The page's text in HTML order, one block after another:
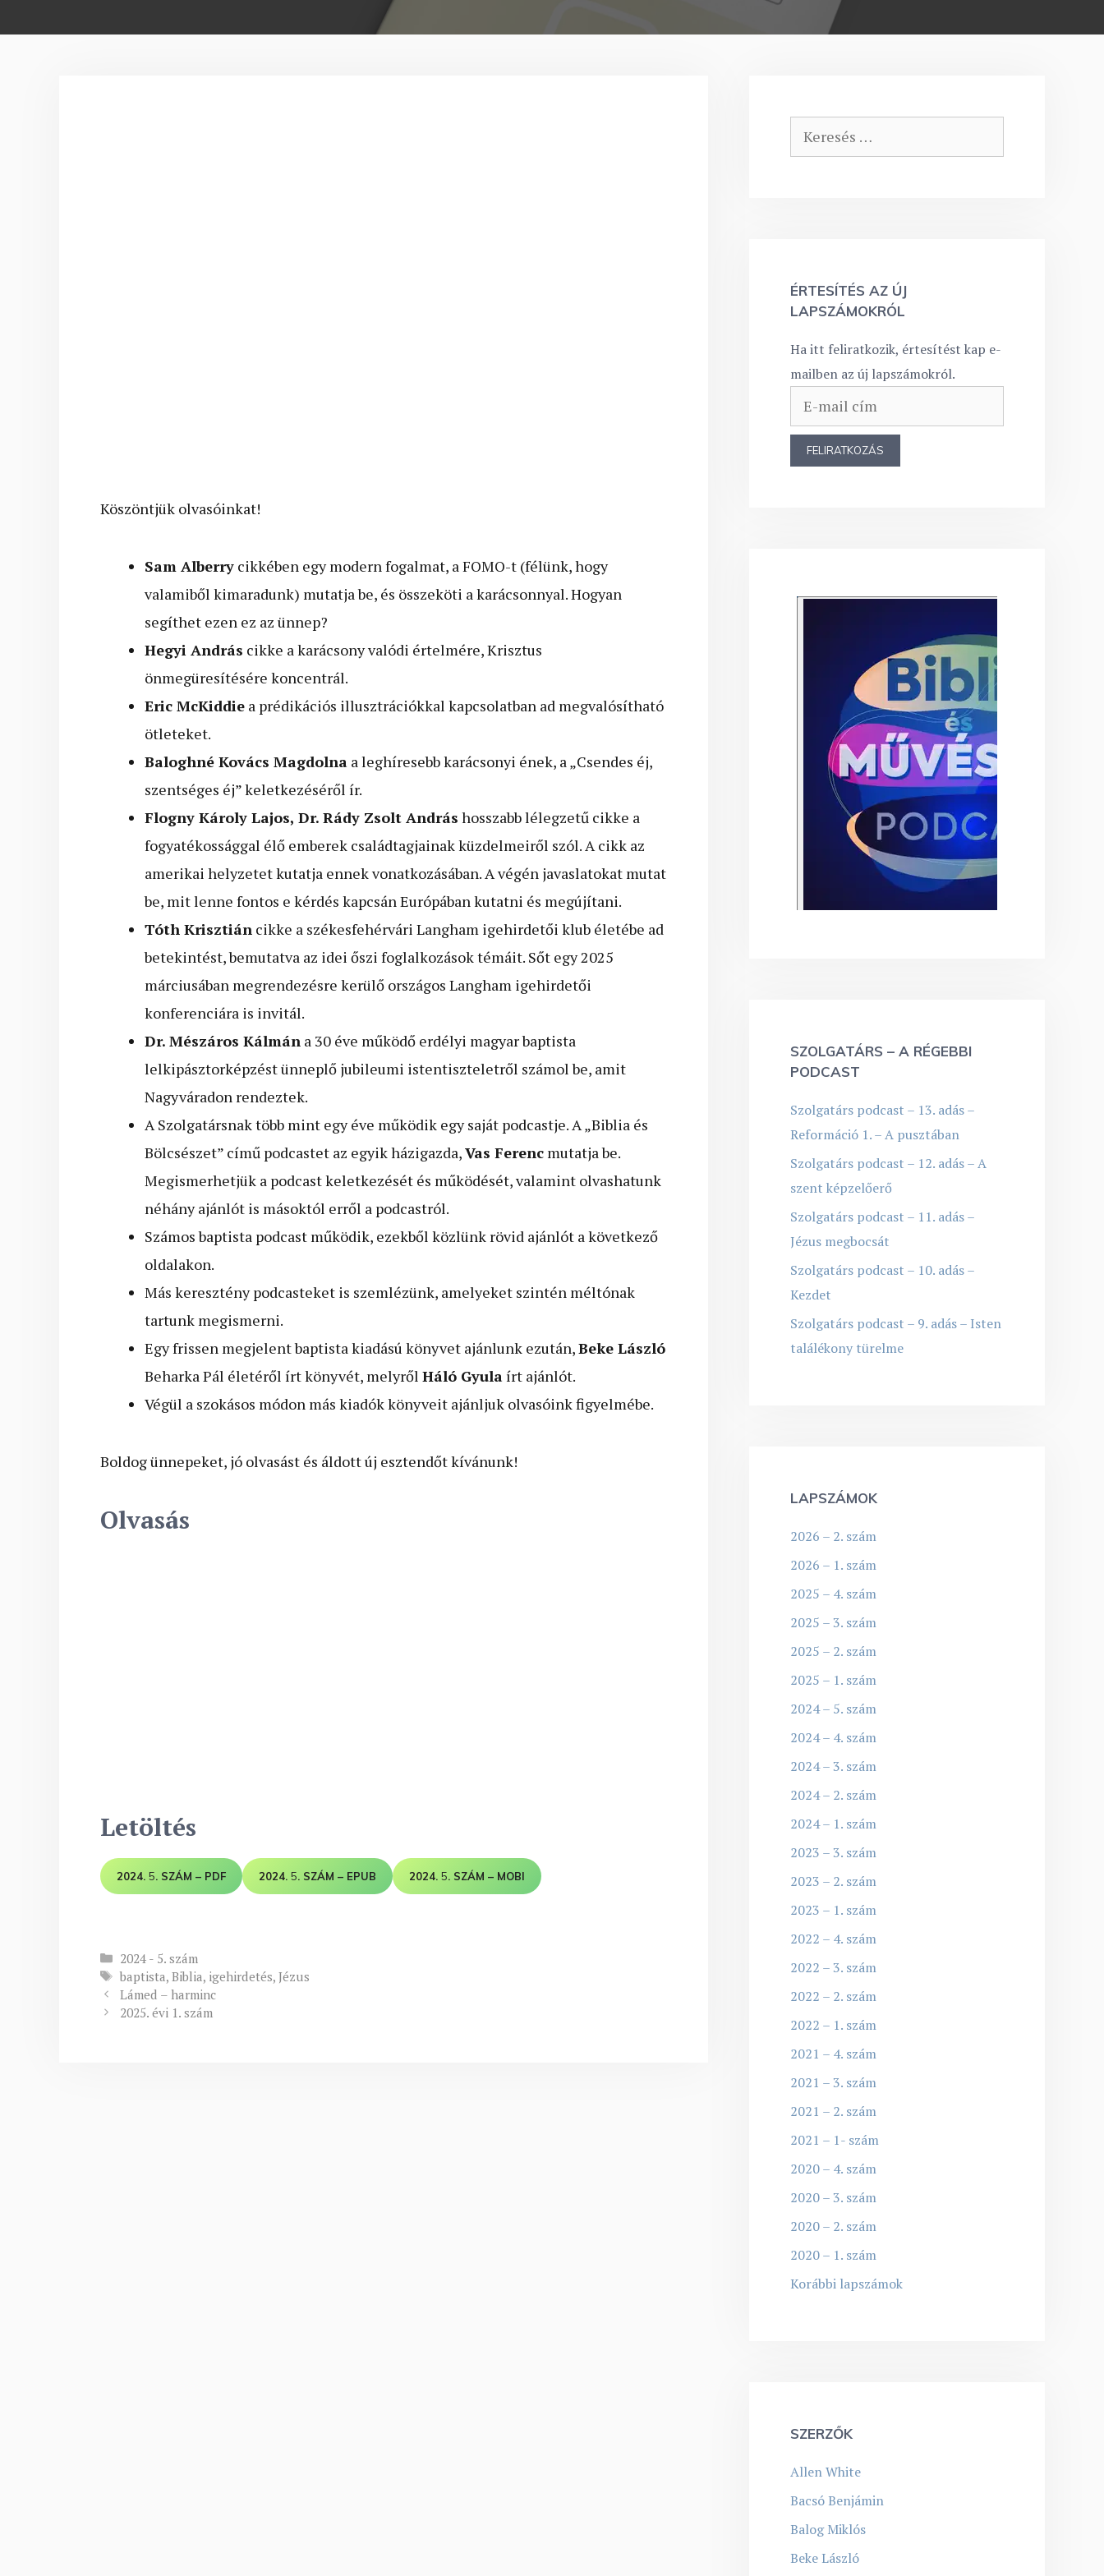
Köszöntjük olvasóinkat!
Sam Alberry cikkében egy modern fogalmat, a FOMO-t (félünk, hogy
valamiből kimaradunk) mutatja be, és összeköti a karácsonnyal. Hogyan
segíthet ezen ez az ünnep?
Hegyi András cikke a karácsony valódi értelmére, Krisztus
önmegüresítésére koncentrál.
Eric McKiddie a prédikációs illusztrációkkal kapcsolatban ad megvalósítható
ötleteket.
Baloghné Kovács Magdolna a leghíresebb karácsonyi ének, a „Csendes éj,
szentséges éj” keletkezéséről ír.
Flogny Károly Lajos, Dr. Rády Zsolt András hosszabb lélegzetű cikke a
fogyatékossággal élő emberek családtagjainak küzdelmeiről szól. A cikk az
amerikai helyzetet kutatja ennek vonatkozásában. A végén javaslatokat mutat
be, mit lenne fontos e kérdés kapcsán Európában kutatni és megújítani.
Tóth Krisztián cikke a székesfehérvári Langham igehirdetői klub életébe ad
betekintést, bemutatva az idei őszi foglalkozások témáit. Sőt egy 2025
márciusában megrendezésre kerülő országos Langham igehirdetői
konferenciára is invitál.
Dr. Mészáros Kálmán a 30 éve működő erdélyi magyar baptista
lelkipásztorképzést ünneplő jubileumi istentiszteletről számol be, amit
Nagyváradon rendeztek.
A Szolgatársnak több mint egy éve működik egy saját podcastje. A „Biblia és
Bölcsészet” című podcastet az egyik házigazda,Vas Ferenc mutatja be.
Megismerhetjük a podcast keletkezését és működését, valamint olvashatunk
néhány ajánlót is másoktól erről a podcastról.
Számos baptista podcast működik, ezekből közlünk rövid ajánlót a következő
oldalakon.
Más keresztény podcasteket is szemlézünk, amelyeket szintén méltónak
tartunk megismerni.
Egy frissen megjelent baptista kiadású könyvet ajánlunk ezután,Beke László
Beharka Pál életéről írt könyvét, melyről Háló Gyula írt ajánlót.
Végül a szokásos módon más kiadók könyveit ajánljuk olvasóink figyelmébe.
Boldog ünnepeket, jó olvasást és áldott új esztendőt kívánunk!
Olvasás
Letöltés
2024. 5. SZÁM – PDF 2024. 5. SZÁM – EPUB 2024. 5. SZÁM – MOBI
Kategória
2024 - 5. szám
Címkék
baptista,Biblia, igehirdetés,Jézus
Lámed – harminc
2025. évi 1. szám
Keresés:
ÉRTESÍTÉS AZ ÚJ
LAPSZÁMOKRÓL
Ha itt feliratkozik, értesítést kap e-
mailben az új lapszámokról.
SZOLGATÁRS – A RÉGEBBI
PODCAST
Szolgatárs podcast – 13. adás –
Reformáció 1. – A pusztában
Szolgatárs podcast – 12. adás – A
szent képzelőerő
Szolgatárs podcast – 11. adás –
Jézus megbocsát
Szolgatárs podcast – 10. adás –
Kezdet
Szolgatárs podcast – 9. adás – Isten
találékony türelme
LAPSZÁMOK
2026 – 2. szám
2026 – 1. szám
2025 – 4. szám
2025 – 3. szám
2025 – 2. szám
2025 – 1. szám
2024 – 5. szám
2024 – 4. szám
2024 – 3. szám
2024 – 2. szám
2024 – 1. szám
2023 – 3. szám
2023 – 2. szám
2023 – 1. szám
2022 – 4. szám
2022 – 3. szám
2022 – 2. szám
2022 – 1. szám
2021 – 4. szám
2021 – 3. szám
2021 – 2. szám
2021 – 1- szám
2020 – 4. szám
2020 – 3. szám
2020 – 2. szám
2020 – 1. szám
Korábbi lapszámok
SZERZŐK
Allen White
Bacsó Benjámin
Balog Miklós
Beke László